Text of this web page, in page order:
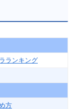
ランキング
方